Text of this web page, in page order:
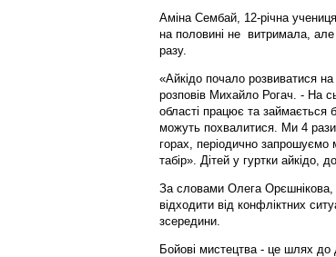
Аміна Сембай, 12-річна
на половині не витримала,
разу.
«Айкідо почало розвиватися
розповів Михайло Рогач. - На
області працює та займається
можуть похвалитися. Ми 4 рази
горах, періодично запрошуємо
табір». Дітей у гуртки айкідо,
За словами Олега Орєшнікова,
відходити від конфліктних
зсередини.
Бойові мистецтва - це шлях